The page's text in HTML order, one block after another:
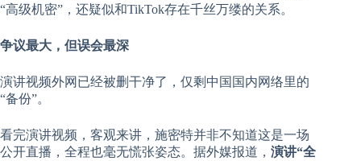
“高级机密”，还疑似和TikTok存在千丝万缕的关系。
争议最大，但误会最深
演讲视频外网已经被删干净了，仅剩中国国内网络里的
“备份”。
看完演讲视频，客观来讲，施密特并非不知道这是一场
公开直播，全程也毫无慌张姿态。据外媒报道， 演讲“全